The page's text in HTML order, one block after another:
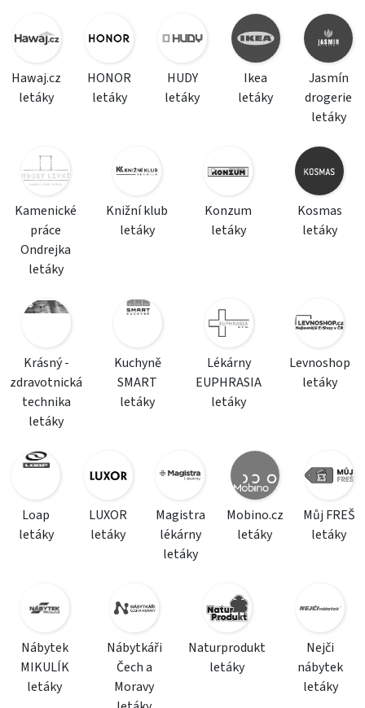
Hawaj.cz
letáky
HONOR
letáky
HUDY
letáky
Ikea
letáky
Jasmín
drogerie
letáky
Kamenické
práce
Ondrejka
letáky
Knižní klub
letáky
Konzum
letáky
Kosmas
letáky
Krásný -
zdravotnická
technika
letáky
Kuchyně
SMART
letáky
Lékárny
EUPHRASIA
letáky
Levnoshop
letáky
Loap
letáky
LUXOR
letáky
Magistra
lékárny
letáky
Mobino.cz
letáky
Můj FREŠ
letáky
Nábytek
MIKULÍK
letáky
Nábytkáři
Čech a
Moravy
Naturprodukt
letáky
Nejči
nábytek
letáky